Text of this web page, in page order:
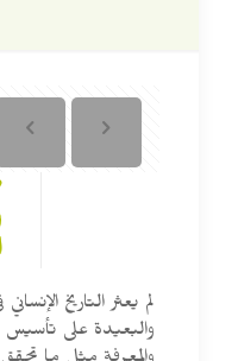
لم يعثر التاريخ
والبعيدة على تأسيس